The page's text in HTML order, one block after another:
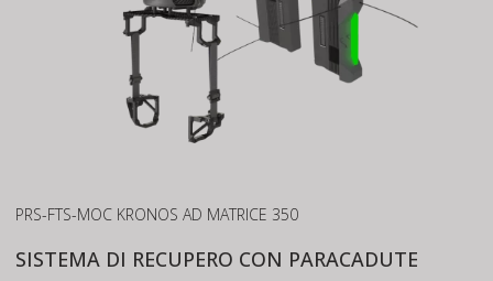
PRS-FTS-MOC KRONOS AD MATRICE 350
SISTEMA DI RECUPERO CON PARACADUTE